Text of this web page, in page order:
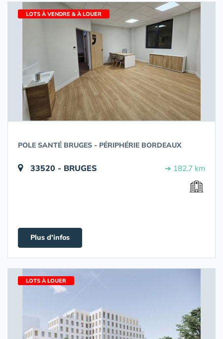
LOTS À VENDRE & À LOUER
POLE SANTÉ BRUGES - PÉRIPHÉRIE BORDEAUX
33520 - BRUGES ➔ 182.7 km
Plus d'infos
LOTS À LOUER